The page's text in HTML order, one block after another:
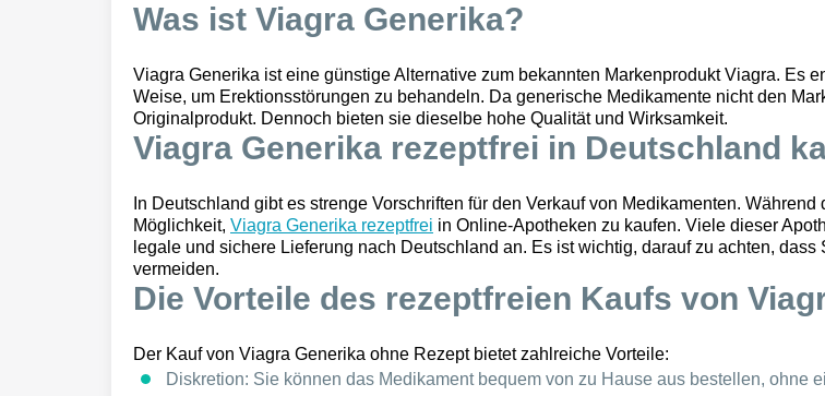
Was ist Viagra Generika?
Viagra Generika ist eine günstige Alternative zum bekannten Markenprodukt Viagra. Es
Weise, um Erektionsstörungen zu behandeln. Da generische Medikamente nicht den
Originalprodukt. Dennoch bieten sie dieselbe hohe Qualität und Wirksamkeit.
Viagra Generika rezeptfrei in Deutschland
In Deutschland gibt es strenge Vorschriften für den Verkauf von Medikamenten.
Möglichkeit, Viagra Generika rezeptfrei in Online-Apotheken zu kaufen. Viele dieser
legale und sichere Lieferung nach Deutschland an. Es ist wichtig, darauf zu achten,
vermeiden.
Die Vorteile des rezeptfreien Kaufs von
Der Kauf von Viagra Generika ohne Rezept bietet zahlreiche Vorteile:
Diskretion: Sie können das Medikament bequem von zu Hause aus bestellen, ohne